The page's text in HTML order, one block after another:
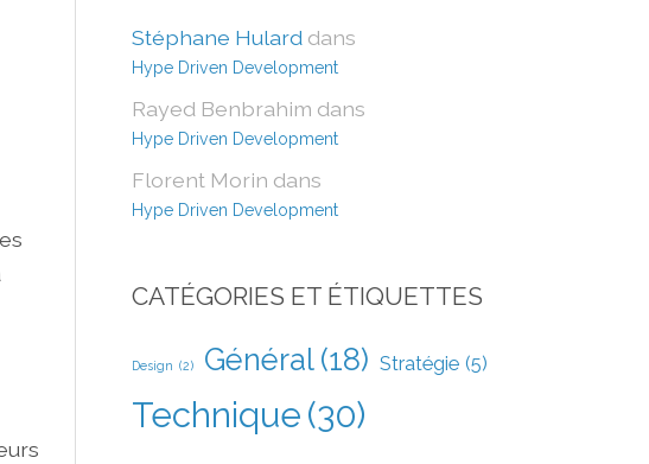
Stéphane Hulard dans
Hype Driven Development
Rayed Benbrahim dans
Hype Driven Development
Florent Morin dans
Hype Driven Development
CATÉGORIES ET ÉTIQUETTES
Design (2) Général (18) Stratégie (5)
Technique (30)